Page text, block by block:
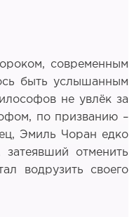
современным
быть услышанным
не увлёк за
по призванию –
Эмиль Чоран едко
отменить
водрузить своего